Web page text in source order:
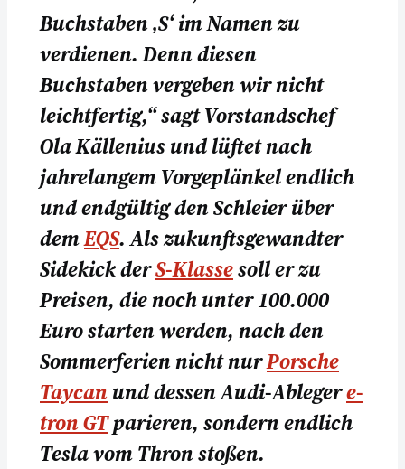
Buchstaben ‚S‘ im Namen zu
verdienen. Denn diesen
Buchstaben vergeben wir nicht
leichtfertig,“ sagt Vorstandschef
Ola Källenius und lüftet nach
jahrelangem Vorgeplänkel endlich
und endgültig den Schleier über
demEQS. Als zukunftsgewandter
Sidekick derS-Klassesoll er zu
Preisen, die noch unter 100.000
Euro starten werden, nach den
Sommerferien nicht nurPorsche
Taycanund dessen Audi-Ablegere-
tron GTparieren, sondern endlich
Tesla vom Thron stoßen.